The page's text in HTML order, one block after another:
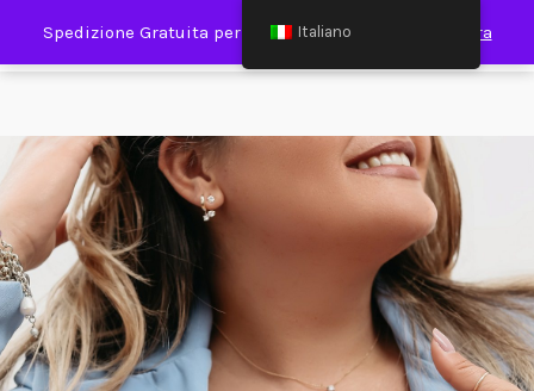
Spedizione Gratuita per Spesa Minima €120,00 Ignora
Italiano